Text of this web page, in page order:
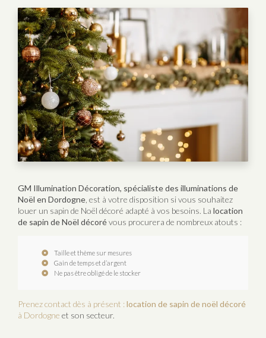
GM Illumination Décoration, spécialiste des illuminations de
Noël en Dordogne , est à votre disposition si vous souhaitez
louer un sapin de Noël décoré adapté à vos besoins. La location
de sapin de Noël décorévous procurera de nombreux atouts :
Taille et thème sur mesures
Gain de temps et d’argent
Ne pas être obligé de le stocker
Prenez contact dès à présent :location de sapin de noël décoré
à Dordogne et son secteur.